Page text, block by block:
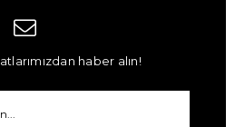
haber alın!